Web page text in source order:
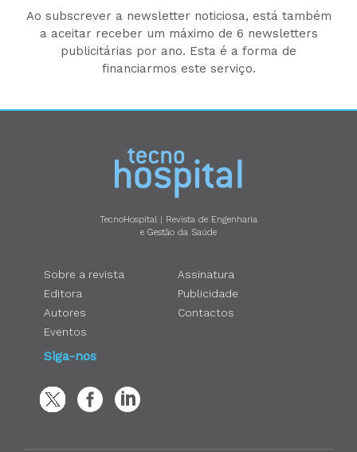
Ao subscrever a newsletter noticiosa, está também
a aceitar receber um máximo de 6 newsletters
publicitárias por ano. Esta é a forma de
financiarmos este serviço.
TecnoHospital | Revista de Engenharia
e Gestão da Saúde
Sobre a revista
Editora
Autores
Eventos
Assinatura
Publicidade
Contactos
Siga-nos